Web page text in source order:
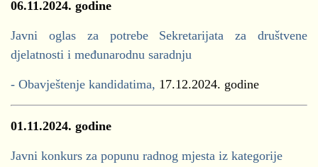
06.11.2024. godine
Javni oglas za potrebe Sekretarijata za društvene
djelatnosti i međunarodnu saradnju
- Obavještenje kandidatima, 17.12.2024. godine
01.11.2024. godine
Javni konkurs za popunu radnog mjesta iz kategorije